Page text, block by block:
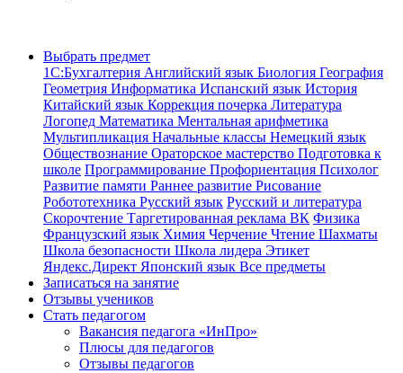
Выбрать предмет
1С:Бухгалтерия Английский язык Биология География
Геометрия Информатика Испанский язык История
Китайский язык Коррекция почерка Литература
Логопед Математика Ментальная арифметика
Мультипликация Начальные классы Немецкий язык
Обществознание Ораторское мастерство Подготовка к
школе Программирование Профориентация Психолог
Развитие памяти Раннее развитие Рисование
Робототехника Русский язык Русский и литература
Скорочтение Таргетированная реклама ВК Физика
Французский язык Химия Черчение Чтение Шахматы
Школа безопасности Школа лидера Этикет
Яндекс.Директ Японский язык Все предметы
Записаться на занятие
Отзывы учеников
Стать педагогом
Вакансия педагога «ИнПро»
Плюсы для педагогов
Отзывы педагогов